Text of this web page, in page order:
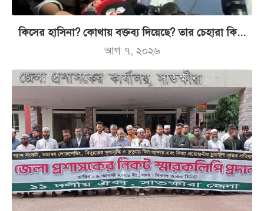
কিসের হাসিনা? কোথায় বক্তব্য দিয়েছে? তার চেহারা কি...
আগ ৭, ২০২৬